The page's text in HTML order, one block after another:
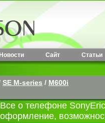
Новости Сайт Статьи
SE M-series / M600i
Все о телефоне
оформление,